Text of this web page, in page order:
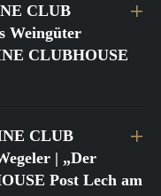
CLUB
Weingüter
CLUBHOUSE
CLUB
| „Der
Post Lech am